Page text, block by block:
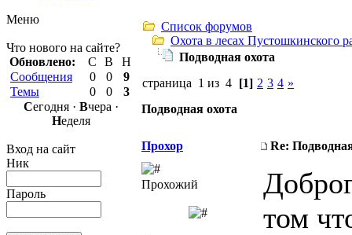
Меню
Что нового на сайте?
Обновлено:
С В
Н
Сообщения
0 0
9
Темы
0 0
3
Сегодня · Вчера ·
Неделя
Вход на сайт
Ник
Пароль
Список форумов
Охота в лесах Пустошкинского
Подводная охота
страница 1 из 4 [1] 2 3 4 »
Подводная охота
Прохор Re:
Прохожий
том